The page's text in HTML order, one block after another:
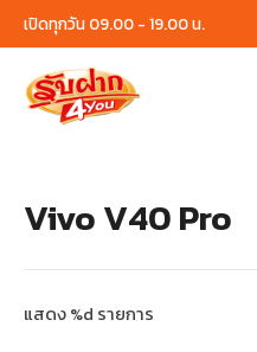
Skip
to
content
เปิดทุกวัน 09.00 - 19.00 น.
Vivo V40 Pro
แสดง %d รายการ